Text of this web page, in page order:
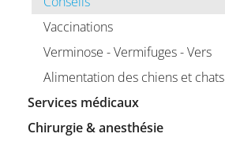
Vaccinations
Verminose - Vermifuges - Vers
Alimentation des chiens et chats
Services médicaux
Chirurgie & anesthésie